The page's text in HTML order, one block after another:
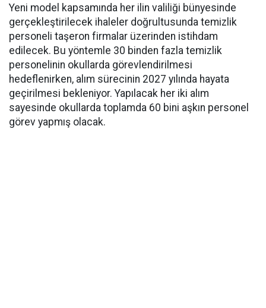
Yeni model kapsamında her ilin valiliği bünyesinde
gerçekleştirilecek ihaleler doğrultusunda temizlik
personeli taşeron firmalar üzerinden istihdam
edilecek. Bu yöntemle 30 binden fazla temizlik
personelinin okullarda görevlendirilmesi
hedeflenirken, alım sürecinin 2027 yılında hayata
geçirilmesi bekleniyor. Yapılacak her iki alım
sayesinde okullarda toplamda 60 bini aşkın personel
görev yapmış olacak.